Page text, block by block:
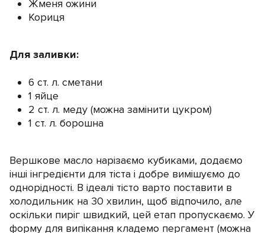
Жменя ожини
Кориця
Для заливки:
6 ст. л. сметани
1 яйце
2 ст. л. меду (можна замінити цукром)
1 ст. л. борошна
Вершкове масло нарізаємо кубиками, додаємо
інші інгредієнти для тіста і добре вимішуємо до
однорідності. В ідеалі тісто варто поставити в
холодильник на 30 хвилин, щоб відпочило, але
оскільки пиріг швидкий, цей етап пропускаємо. У
форму для випікання кладемо пергамент (можна